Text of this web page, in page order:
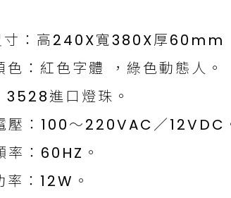
寸：高240X寬380X厚60mm
色：紅色字體 ，綠色動態人。
3528進口燈珠。
壓：100～220VAC／12VDC
率：60HZ。
：12W。